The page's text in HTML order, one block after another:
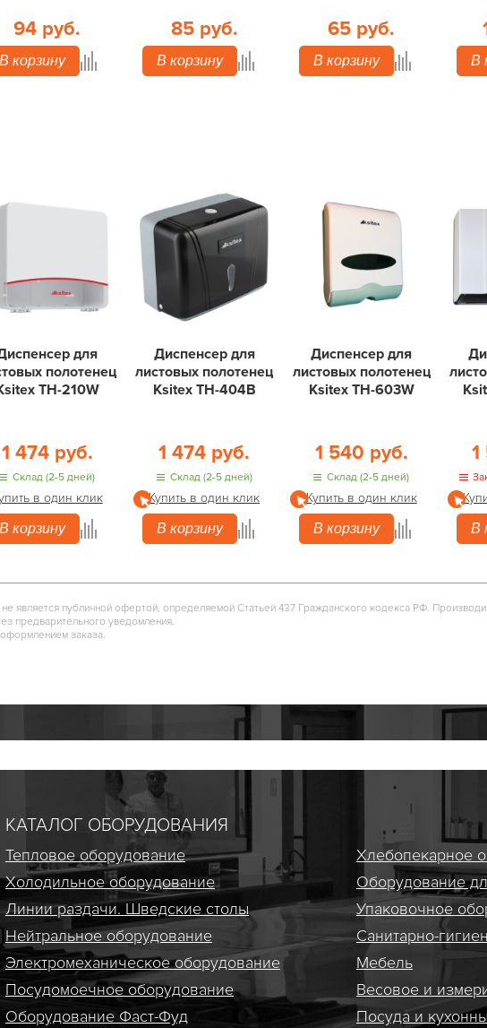
94 руб.
В корзину
85 руб.
В корзину
65 руб.
В корзину В
для
полотенец
TH-210W
1 474 руб.
Склад (2-5 дней)
в один клик
В корзину
Диспенсер для
листовых полотенец
Ksitex ТН-404B
1 474 руб.
Склад (2-5 дней)
Купить в один клик
В корзину
Диспенсер для
листовых полотенец
Ksitex ТН-603W
1 540 руб.
Склад (2-5 дней)
Купить в один клик
В корзину
В
является публичной офертой, определяемой Статьей 437 Гражданского кодекса РФ.
предварительного уведомления.
заказа.
КАТАЛОГ ОБОРУДОВАНИЯ
Тепловое оборудование
Холодильное оборудование
Линии раздачи. Шведские столы
Нейтральное оборудование
Электро­механическое оборудование
Посудомоечное оборудование
Оборудование Фаст-Фуд
Хлебопекарное
Оборудование
Упаковочное
Санитарно-
Мебель
Весовое и
Посуда и